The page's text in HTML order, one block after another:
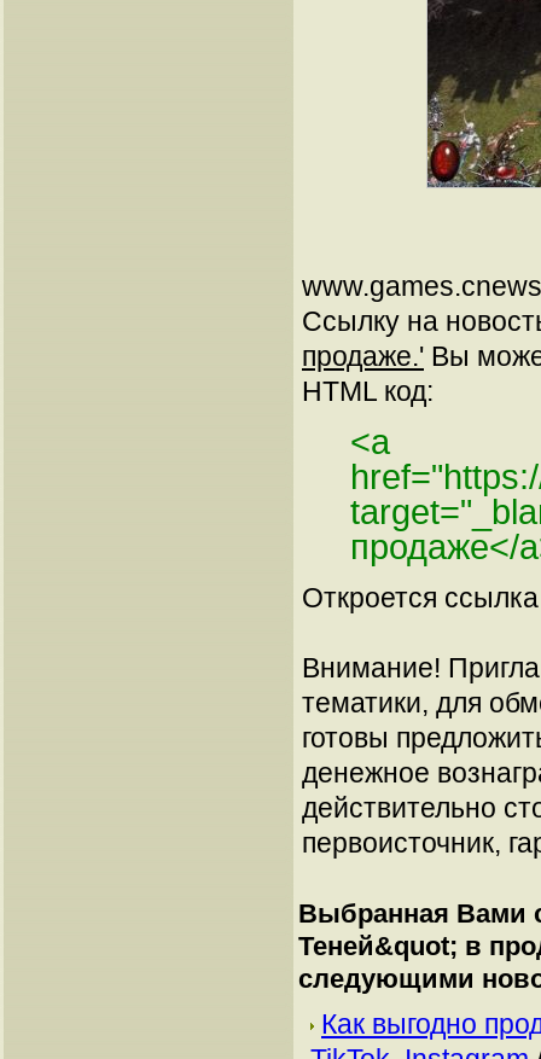
Ссылку на
продаже.' Вы
HTML код:
<a
продаже</
Откроется
Внимание!
тематики, для
готовы
денежное
действительно
первоисточник,
Выбранная Вами
Теней&quot; в
следующими
Как выгодно